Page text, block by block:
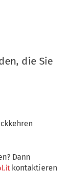
die Sie
Dann
kontaktieren